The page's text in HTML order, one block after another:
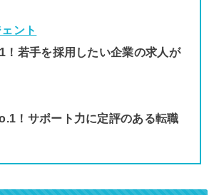
ント
！若手を採用したい企業の求人が
！サポート力に定評のある転職